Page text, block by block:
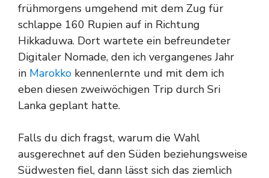
frühmorgens umgehend mit dem Zug für
schlappe 160 Rupien auf in Richtung
Hikkaduwa. Dort wartete ein befreundeter
Digitaler Nomade, den ich vergangenes Jahr
in Marokko kennenlernte und mit dem ich
eben diesen zweiwöchigen Trip durch Sri
Lanka geplant hatte.
Falls du dich fragst, warum die Wahl
ausgerechnet auf den Süden beziehungsweise
Südwesten fiel, dann lässt sich das ziemlich